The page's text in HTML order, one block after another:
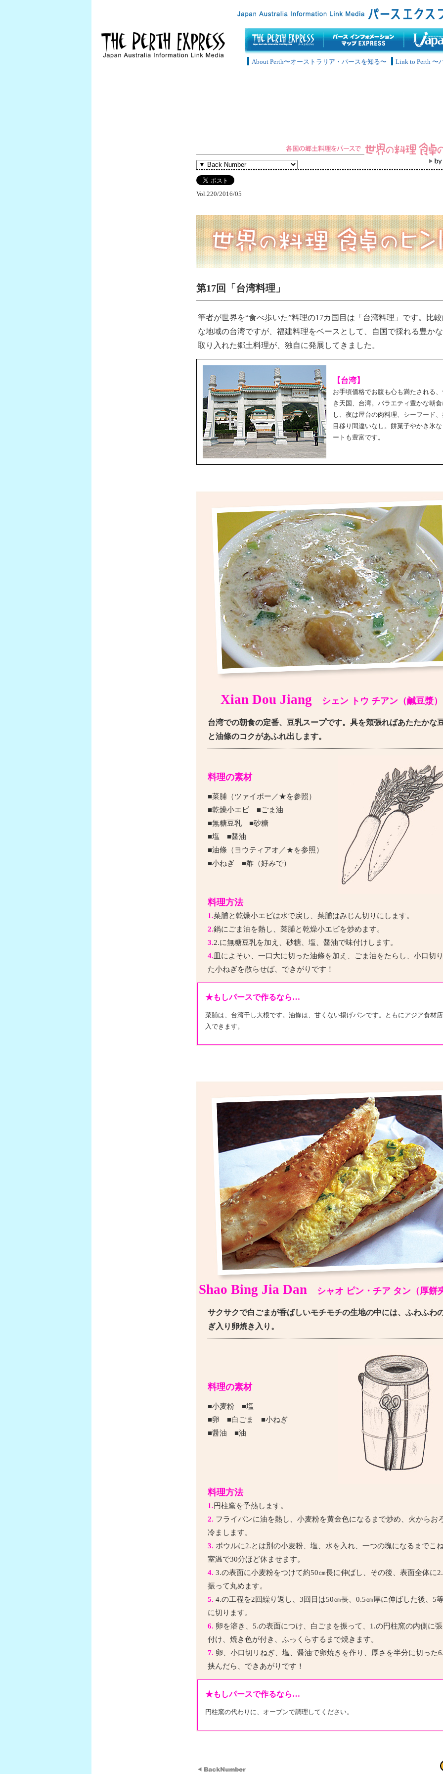
About Perth〜オーストラリア・パースを知る〜 Link to Perth 〜
Vol.220/2016/05
第17回「台湾料理」
筆者が世界を“食べ歩いた”料理の17カ国目は「台湾料理」です。比
な地域の台湾ですが、福建料理をベースとして、自国で採れる豊か
取り入れた郷土料理が、独自に発展してきました。
【台湾】
お手頃価格でお腹も心も満たされる
き天国、台湾。バラエティ豊かな朝
し、夜は屋台の肉料理、シーフード
目移り間違いなし。餅菓子やかき氷
ートも豊富です。
Xian Dou Jiang シェン トウ チアン（鹹豆漿）
台湾での朝食の定番、豆乳スープです。具を頬張ればあたたかな
と油條のコクがあふれ出します。
料理の素材
■菜脯（ツァイポー／★を参照）
■乾燥小エビ ■ごま油
■無糖豆乳 ■砂糖
■塩 ■醤油
■油條（ヨウティアオ／★を参照）
■小ねぎ ■酢（好みで）
料理方法
1.菜脯と乾燥小エビは水で戻し、菜脯はみじん切りにします。
2.鍋にごま油を熱し、菜脯と乾燥小エビを炒めます。
3.2.に無糖豆乳を加え、砂糖、塩、醤油で味付けします。
4. 皿によそい、一口大に切った油條を加え、ごま油をたらし、小口切
た小ねぎを散らせば、できがりです！
★もしパースで作るなら…
菜脯は、台湾干し大根です。油條は、甘くない揚げパンです。ともにアジア食材
入できます。
Shao Bing Jia Dan シャオ ピン・チア タン（厚餅
サクサクで白ごまが香ばしいモチモチの生地の中には、ふわふわ
ぎ入り卵焼き入り。
料理の素材
■小麦粉 ■塩
■卵 ■白ごま ■小ねぎ
■醤油 ■油
料理方法
1.円柱窯を予熱します。
2. フライパンに油を熱し、小麦粉を黄金色になるまで炒め、火からお
冷まします。
3. ボウルに2.とは別の小麦粉、塩、水を入れ、一つの塊になるまでこ
室温で30分ほど休ませます。
4. 3.の表面に小麦粉をつけて約50㎝長に伸ばし、その後、表面全体に
振って丸めます。
5. 4.の工程を2回繰り返し、3回目は50㎝長、0.5㎝厚に伸ばした後、5
に切ります。
6. 卵を溶き、5.の表面につけ、白ごまを振って、1.の円柱窯の内側に
付け、焼き色が付き、ふっくらするまで焼きます。
7. 卵、小口切リねぎ、塩、醤油で卵焼きを作り、厚さを半分に切った
挟んだら、できあがりです！
★もしパースで作るなら…
円柱窯の代わりに、オーブンで調理してください。